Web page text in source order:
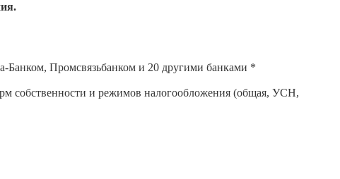
Промсвязьбанком и 20 другими банками *
собственности и режимов налогообложения (общая, УСН,